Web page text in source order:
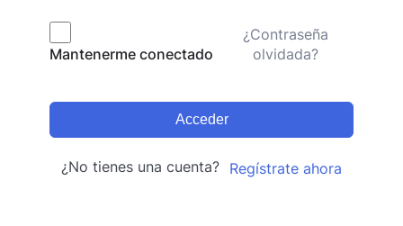
Mantenerme conectado
¿Contraseña
olvidada?
Acceder
¿No tienes una cuenta? Regístrate ahora